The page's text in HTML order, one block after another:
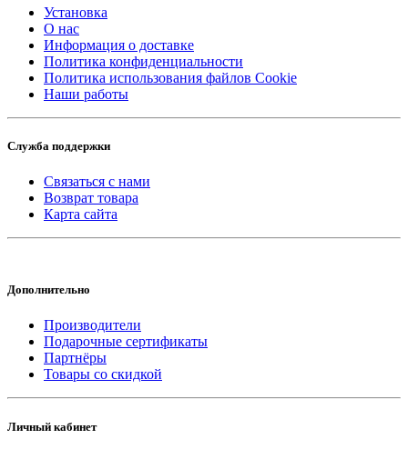
Установка
О нас
Информация о доставке
Политика конфиденциальности
Политика использования файлов Cookie
Наши работы
Служба поддержки
Связаться с нами
Возврат товара
Карта сайта
Дополнительно
Производители
Подарочные сертификаты
Партнёры
Товары со скидкой
Личный кабинет